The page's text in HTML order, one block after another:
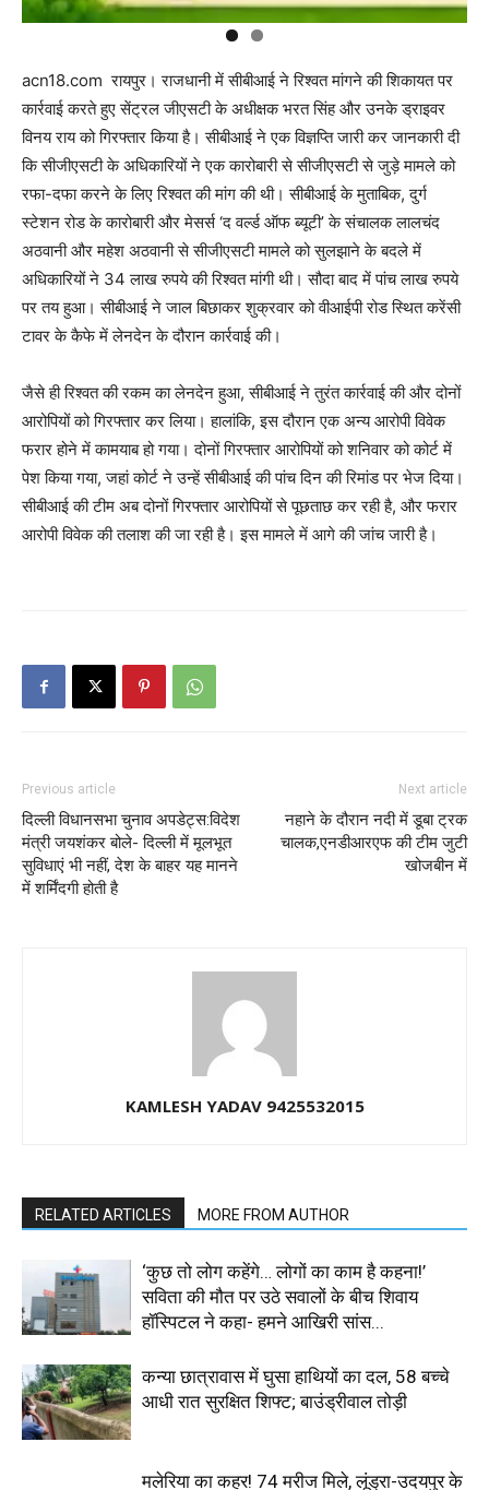
acn18.com रायपुर। राजधानी में सीबीआई ने रिश्वत मांगने की शिकायत पर
कार्रवाई करते हुए सेंट्रल जीएसटी के अधीक्षक भरत सिंह और उनके ड्राइवर
विनय राय को गिरफ्तार किया है। सीबीआई ने एक विज्ञप्ति जारी कर जानकारी दी
कि सीजीएसटी के अधिकारियों ने एक कारोबारी से सीजीएसटी से जुड़े मामले को
रफा-दफा करने के लिए रिश्वत की मांग की थी। सीबीआई के मुताबिक, दुर्ग
स्टेशन रोड के कारोबारी और मेसर्स ‘द वर्ल्ड ऑफ ब्यूटी’ के संचालक लालचंद
अठवानी और महेश अठवानी से सीजीएसटी मामले को सुलझाने के बदले में
अधिकारियों ने 34 लाख रुपये की रिश्वत मांगी थी। सौदा बाद में पांच लाख रुपये
पर तय हुआ। सीबीआई ने जाल बिछाकर शुक्रवार को वीआईपी रोड स्थित करेंसी
टावर के कैफे में लेनदेन के दौरान कार्रवाई की।
जैसे ही रिश्वत की रकम का लेनदेन हुआ, सीबीआई ने तुरंत कार्रवाई की और दोनों
आरोपियों को गिरफ्तार कर लिया। हालांकि, इस दौरान एक अन्य आरोपी विवेक
फरार होने में कामयाब हो गया। दोनों गिरफ्तार आरोपियों को शनिवार को कोर्ट में
पेश किया गया, जहां कोर्ट ने उन्हें सीबीआई की पांच दिन की रिमांड पर भेज दिया।
सीबीआई की टीम अब दोनों गिरफ्तार आरोपियों से पूछताछ कर रही है, और फरार
आरोपी विवेक की तलाश की जा रही है। इस मामले में आगे की जांच जारी है।
Previous article
दिल्ली विधानसभा चुनाव अपडेट्स:विदेश
मंत्री जयशंकर बोले- दिल्ली में मूलभूत
सुविधाएं भी नहीं, देश के बाहर यह मानने
में शर्मिंदगी होती है
Next article
नहाने के दौरान नदी में डूबा ट्रक
चालक,एनडीआरएफ की टीम जुटी
खोजबीन में
KAMLESH YADAV 9425532015
RELATED ARTICLES MORE FROM AUTHOR
‘कुछ तो लोग कहेंगे… लोगों का काम है कहना!’
सविता की मौत पर उठे सवालों के बीच शिवाय
हॉस्पिटल ने कहा- हमने आखिरी सांस...
कन्या छात्रावास में घुसा हाथियों का दल, 58 बच्चे
आधी रात सुरक्षित शिफ्ट; बाउंड्रीवाल तोड़ी
मलेरिया का कहर! 74 मरीज मिले, लूंड्रा-उदयपुर के